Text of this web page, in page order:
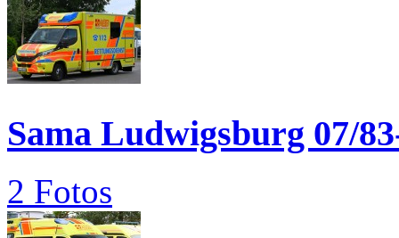
Sama Ludwigsburg 07/
2 Fotos